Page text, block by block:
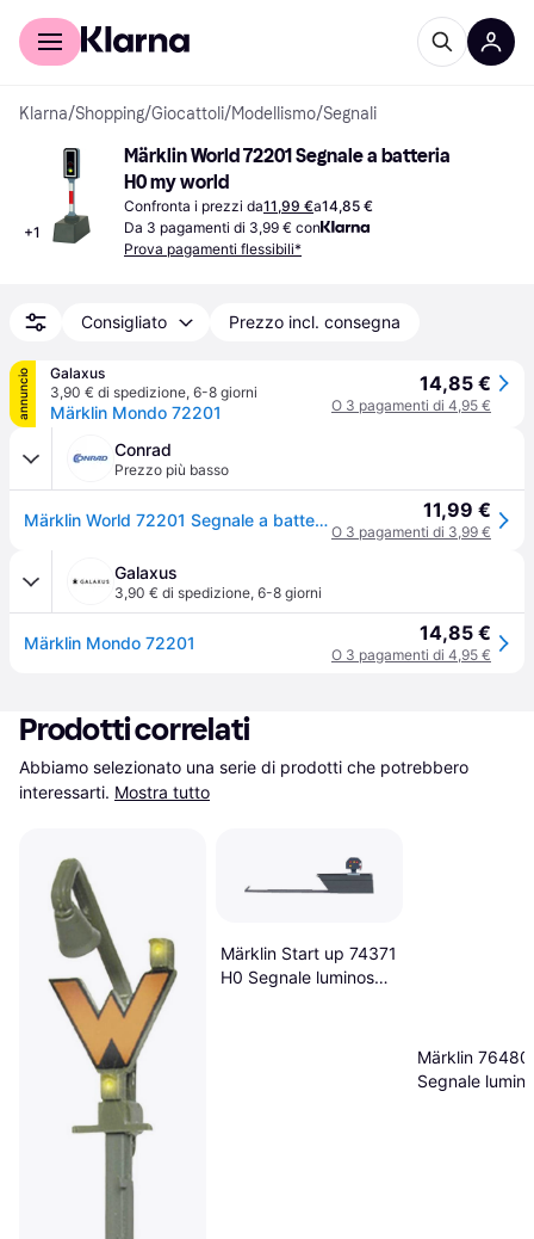
Per il tuo shopping
Klarna/Shopping/Giocattoli/Modellismo/Segnali
+1
Märklin World 72201 Segnale a batteria
H0 my world
Confronta i prezzi da11,99 €a14,85 €
Da 3 pagamenti di 3,99 € con
Prova pagamenti flessibili*
Consigliato Prezzo incl. consegna
annuncio
Galaxus
3,90 € di spedizione, 6-8 giorni
Märklin Mondo 72201
14,85 €
O 3 pagamenti di 4,95 €
Conrad
Prezzo più basso
Märklin World 72201 Segnale a batteria H0 Märklin my world 11,99 €
O 3 pagamenti di 3,99 €
Galaxus
3,90 € di spedizione, 6-8 giorni
Märklin Mondo 72201 14,85 €
O 3 pagamenti di 4,95 €
Prodotti correlati
Abbiamo selezionato una serie di prodotti che potrebbero
interessarti. Mostra tutto
Märklin Start up 74371
H0 Segnale luminoso
Märklin 76480
Segnale